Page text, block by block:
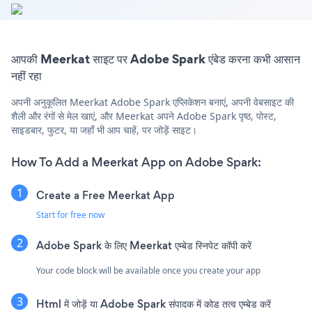
आपकी Meerkat साइट पर Adobe Spark एंबेड करना कभी आसान
नहीं रहा
अपनी अनुकूलित Meerkat Adobe Spark एप्लिकेशन बनाएं, अपनी वेबसाइट की
शैली और रंगों से मेल खाएं, और Meerkat अपने Adobe Spark पृष्ठ, पोस्ट,
साइडबार, फुटर, या जहाँ भी आप चाहें, पर जोड़ें साइट।
How To Add a Meerkat App on Adobe Spark:
Create a Free Meerkat App
Start for free now
Adobe Spark के लिए Meerkat एम्बेड स्निपेट कॉपी करें
Your code block will be available once you create your app
Html में जोड़ें या Adobe Spark संपादक में कोड तत्व एम्बेड करें